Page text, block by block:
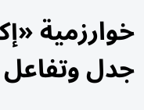
خوارزمية
جدل وتفاعل